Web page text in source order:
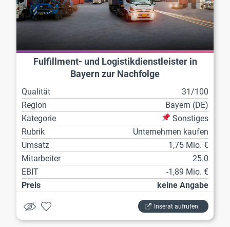
Fulfillment- und Logistikdienstleister in
Bayern zur Nachfolge
Qualität
31/100
Region
Bayern (DE)
Kategorie
Sonstiges
Rubrik
Unternehmen kaufen
Umsatz
1,75 Mio. €
Mitarbeiter
25.0
EBIT
-1,89 Mio. €
Preis
keine Angabe
Inserat aufrufen